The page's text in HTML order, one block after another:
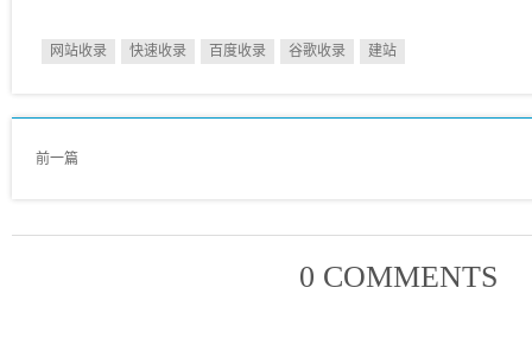
网站收录 快速收录 百度收录 谷歌收录 建站
前一篇
0 COMMENTS